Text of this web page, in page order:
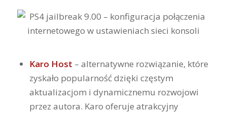
Karo Host – alternatywne rozwiązanie, które
zyskało popularność dzięki częstym
aktualizacjom i dynamicznemu rozwojowi
przez autora. Karo oferuje atrakcyjny